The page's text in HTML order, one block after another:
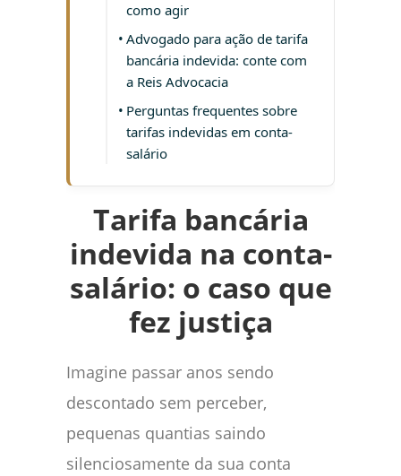
como agir
Advogado para ação de tarifa
bancária indevida: conte com
a Reis Advocacia
Perguntas frequentes sobre
tarifas indevidas em conta-
salário
Tarifa bancária
indevida na conta-
salário: o caso que
fez justiça
Imagine passar anos sendo
descontado sem perceber,
pequenas quantias saindo
silenciosamente da sua conta